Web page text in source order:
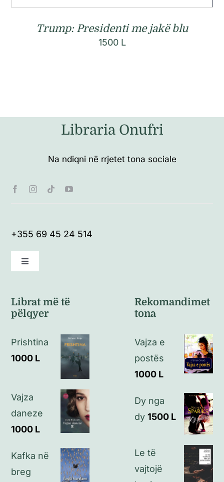
Trump: Presidenti me jakë blu
1500 L
Libraria Onufri
Na ndiqni në rrjetet tona sociale
+355 69 45 24 514
Toggle
Politikat e kthimeve
Politikat e privatësisë
Librat më të
pëlqyer
Prishtina
1000 L
Vajza
daneze
1000 L
Kafka në
breg
Rekomandimet
tona
Vajza e
postës
1000 L
Dy nga
dy 1500 L
Le të
vajtojë